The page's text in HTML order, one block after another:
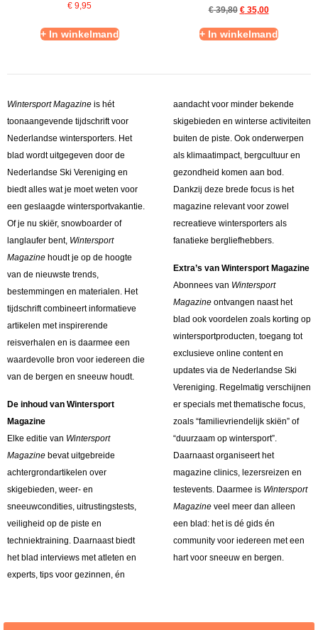
€ 9,95
+ In winkelmand
€39,80 €35,00
+ In winkelmand
Wintersport Magazine is hét
toonaangevende tijdschrift voor
Nederlandse wintersporters. Het
blad wordt uitgegeven door de
Nederlandse Ski Vereniging en
biedt alles wat je moet weten voor
een geslaagde wintersportvakantie.
Of je nu skiër, snowboarder of
langlaufer bent, Wintersport
Magazine houdt je op de hoogte
van de nieuwste trends,
bestemmingen en materialen. Het
tijdschrift combineert informatieve
artikelen met inspirerende
reisverhalen en is daarmee een
waardevolle bron voor iedereen die
van de bergen en sneeuw houdt.
De inhoud van Wintersport
Magazine
Elke editie van Wintersport
Magazine bevat uitgebreide
achtergrondartikelen over
skigebieden, weer- en
sneeuwcondities, uitrustingstests,
veiligheid op de piste en
techniektraining. Daarnaast biedt
het blad interviews met atleten en
experts, tips voor gezinnen, én
aandacht voor minder bekende
skigebieden en winterse activiteiten
buiten de piste. Ook onderwerpen
als klimaatimpact, bergcultuur en
gezondheid komen aan bod.
Dankzij deze brede focus is het
magazine relevant voor zowel
recreatieve wintersporters als
fanatieke bergliefhebbers.
Extra’s van Wintersport Magazine
Abonnees van Wintersport
Magazine ontvangen naast het
blad ook voordelen zoals korting op
wintersportproducten, toegang tot
exclusieve online content en
updates via de Nederlandse Ski
Vereniging. Regelmatig verschijnen
er specials met thematische focus,
zoals “familievriendelijk skiën” of
“duurzaam op wintersport”.
Daarnaast organiseert het
magazine clinics, lezersreizen en
testevents. Daarmee is Wintersport
Magazine veel meer dan alleen
een blad: het is dé gids én
community voor iedereen met een
hart voor sneeuw en bergen.